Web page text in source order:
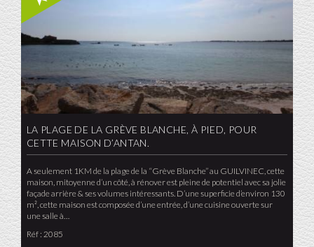
LA PLAGE DE LA GRÈVE BLANCHE, À PIED, POUR
CETTE MAISON D’ANTAN.
A seulement 1KM de la plage de la “Grève Blanche” au GUILVINEC, cette
maison, mitoyenne d’un côté, à rénover est pleine de potentiel avec sa jolie
façade arrière & ses volumes intéressants. D’une superficie d’environ 130
m², cette maison est composée d’une entrée, d’une cuisine ouverte sur
une salle à…
Réf : 2085